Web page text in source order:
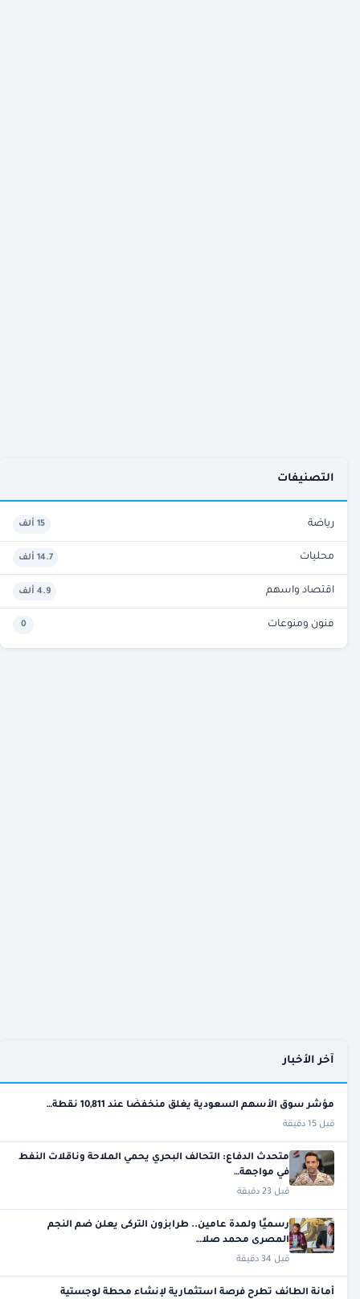
التصنيفات
رياضة 15 ألف
محليات 14.7 ألف
اقتصاد واسهم 4.9 ألف
فنون ومنوعات 0
آخر الأخبار
مؤشر سوق الأسهم السعودية يغلق منخفضًا عند 10,811 نقطة…
قبل 15 دقيقة
متحدث الدفاع: التحالف البحري يحمي الملاحة وناقلات النفط
في مواجهة…
قبل 23 دقيقة
رسميًا ولمدة عامين.. طرابزون التركى يعلن ضم النجم
المصرى محمد صلا…
قبل 34 دقيقة
أمانة الطائف تطرح فرصة استثمارية لإنشاء محطة لوجستية